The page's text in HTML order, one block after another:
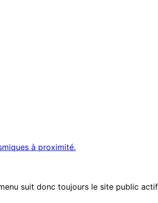
à proximité.
suit donc toujours le site public